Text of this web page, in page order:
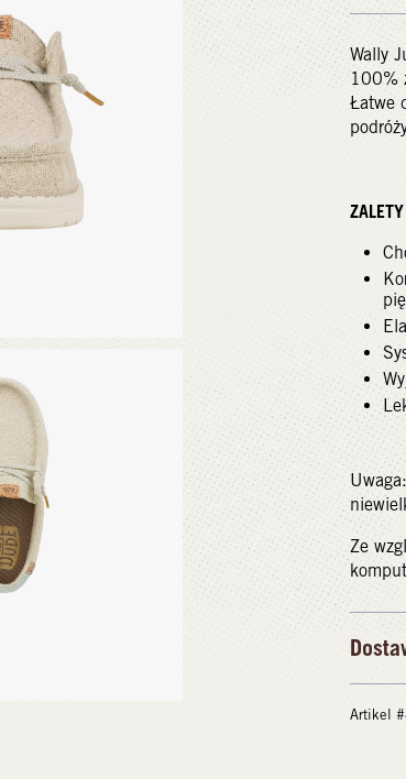
Wally
100%
Łatwe
Ze
Artikel